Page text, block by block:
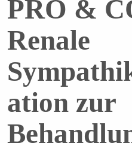
PRO &
Renale
ation zur